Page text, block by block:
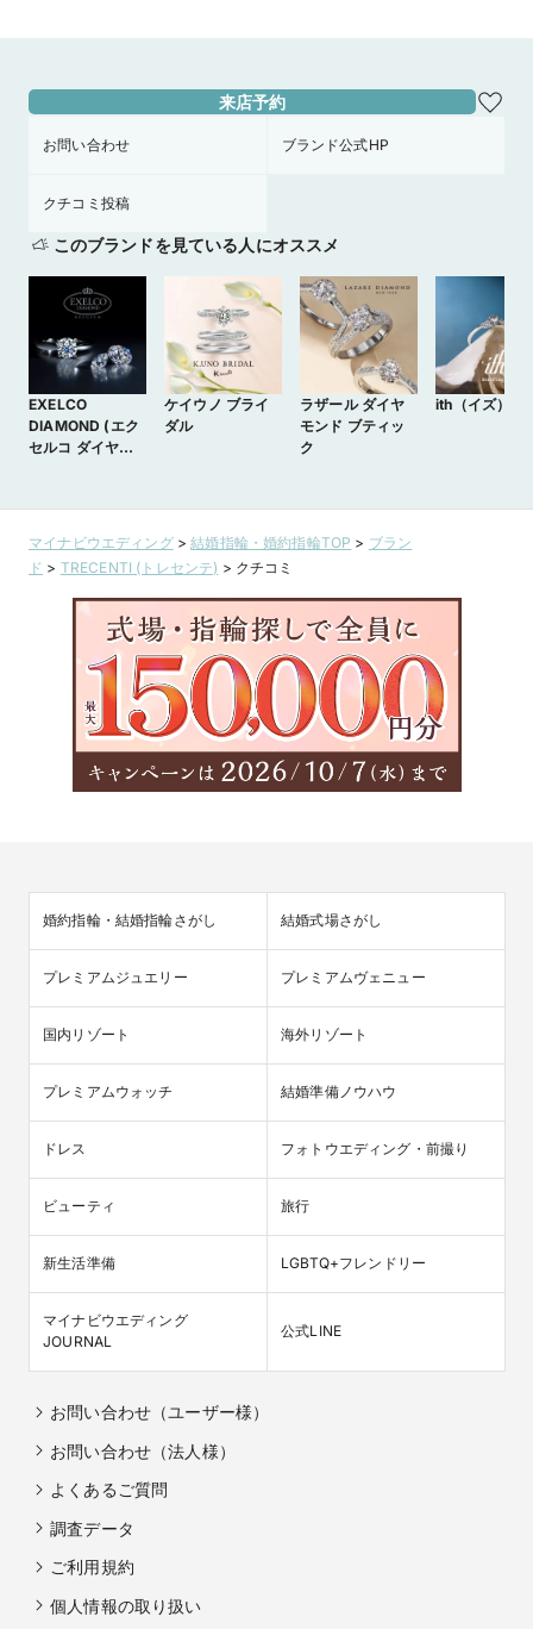
来店予約
お問い合わせ ブランド公式HP
クチコミ投稿
このブランドを見ている人にオススメ
EXELCO
DIAMOND (エク
セルコ ダイヤモ
ケイウノ ブライ
ダル
ラザール ダイヤ
モンド ブティッ
ク
ith（イズ）
マイナビウエディング>結婚指輪・婚約指輪TOP > ブラン
ド > TRECENTI (トレセンテ) > クチコミ
婚約指輪・結婚指輪さがし 結婚式場さがし
プレミアムジュエリー プレミアムヴェニュー
国内リゾート 海外リゾート
プレミアムウォッチ 結婚準備ノウハウ
ドレス フォトウエディング・前撮り
ビューティ 旅行
新生活準備 LGBTQ+フレンドリー
マイナビウエディング
JOURNAL
公式LINE
お問い合わせ（ユーザー様）
お問い合わせ（法人様）
よくあるご質問
調査データ
ご利用規約
個人情報の取り扱い